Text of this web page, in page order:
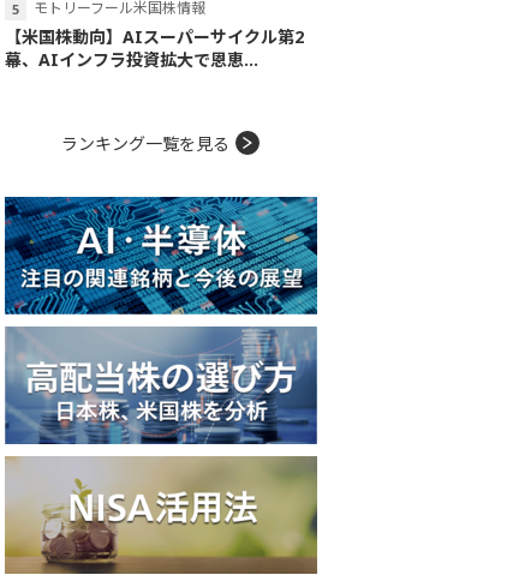
モトリーフール米国株情報
【米国株動向】AIスーパーサイクル第2
幕、AIインフラ投資拡大で恩恵...
ランキング一覧を見る